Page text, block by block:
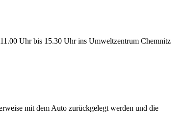
Uhr bis 15.30 Uhr ins Umweltzentrum Chemnitz
mit dem Auto zurückgelegt werden und die